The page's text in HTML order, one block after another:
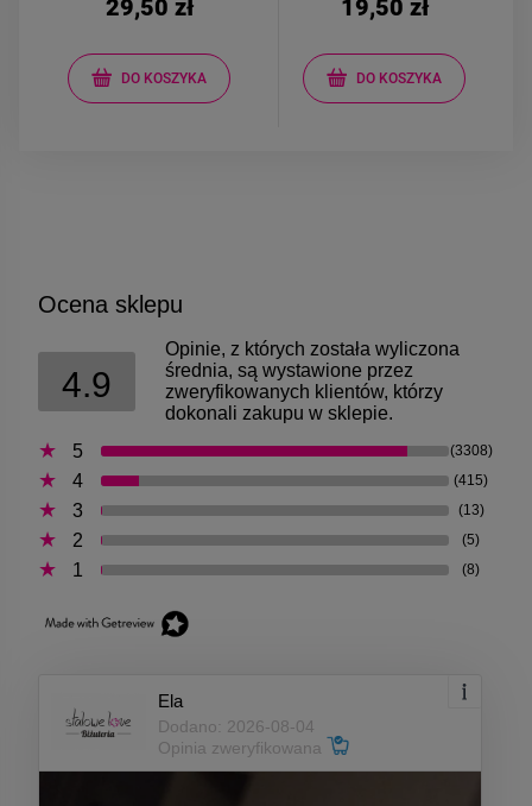
29,50 zł
DO KOSZYKA
19,50 zł
DO KOSZYKA
Ocena sklepu
4.9
Opinie, z których została wyliczona
średnia, są wystawione przez
zweryfikowanych klientów, którzy
dokonali zakupu w sklepie.
5
(3308)
4 (415)
3 (13)
2 (5)
1 (8)
Ela
Dodano: 2026-08-04
Opinia zweryfikowana